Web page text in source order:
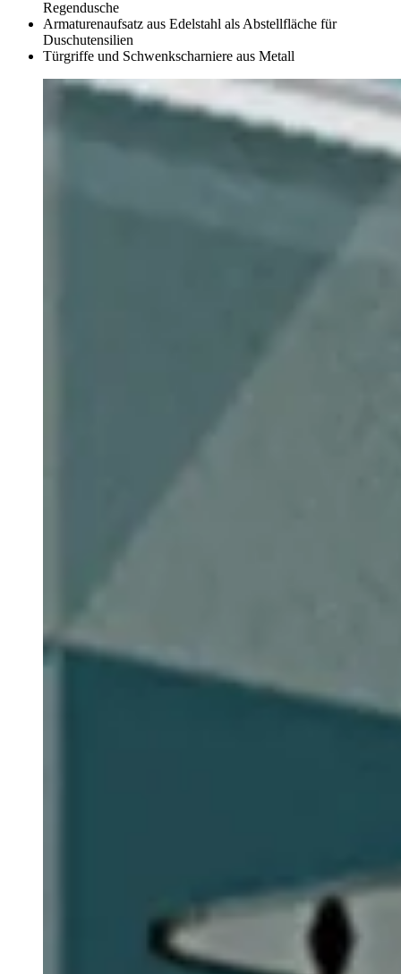
Regendusche
Armaturenaufsatz aus Edelstahl als Abstellfläche für
Duschutensilien
Türgriffe und Schwenkscharniere aus Metall